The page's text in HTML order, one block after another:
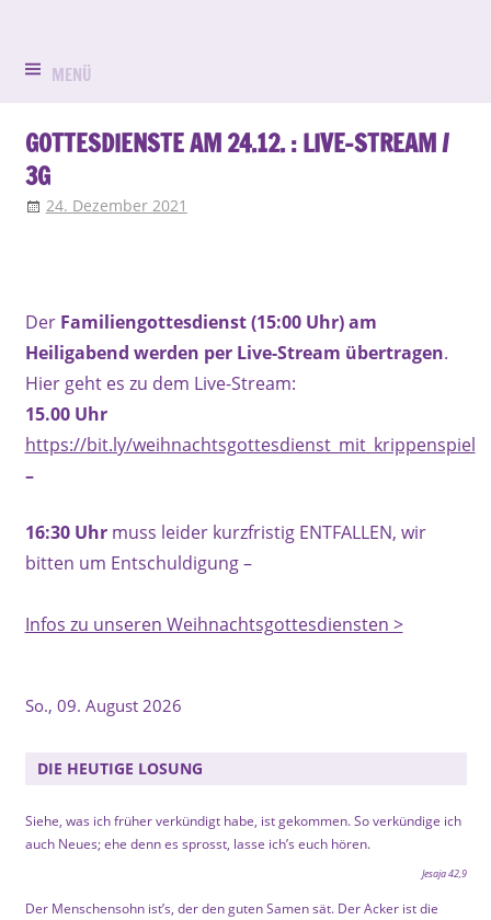
springen
Paul
Erlangen-
Bruck
in
MENÜ
GOTTESDIENSTE AM 24.12. : LIVE-STREAM /
3G
24. Dezember 2021
Der Familiengottesdienst (15:00 Uhr) am
Heiligabend werden per Live-Stream übertragen.
Hier geht es zu dem Live-Stream:
15.00 Uhr
https://bit.ly/weihnachtsgottesdienst_mit_krippenspiel
–
16:30 Uhrmuss leider kurzfristig ENTFALLEN, wir
bitten um Entschuldigung –
Infos zu unseren Weihnachtsgottesdiensten >
So., 09. August 2026
DIE HEUTIGE LOSUNG
Siehe, was ich früher verkündigt habe, ist gekommen. So verkündige ich
auch Neues; ehe denn es sprosst, lasse ich’s euch hören.
Jesaja 42,9
Der Menschensohn ist’s, der den guten Samen sät. Der Acker ist die